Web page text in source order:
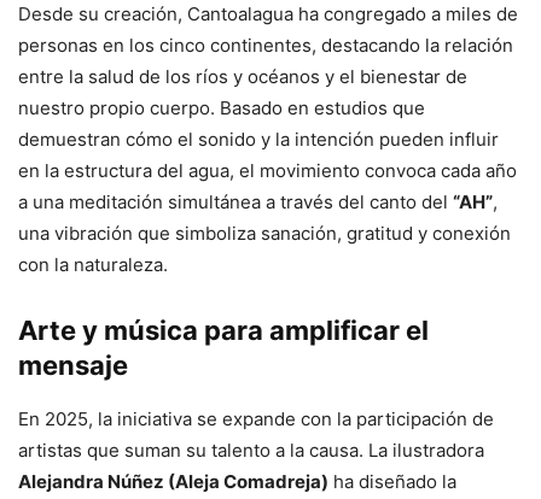
Desde su creación, Cantoalagua ha congregado a miles de
personas en los cinco continentes, destacando la relación
entre la salud de los ríos y océanos y el bienestar de
nuestro propio cuerpo. Basado en estudios que
demuestran cómo el sonido y la intención pueden influir
en la estructura del agua, el movimiento convoca cada año
a una meditación simultánea a través del canto del “AH”,
una vibración que simboliza sanación, gratitud y conexión
con la naturaleza.
Arte y música para amplificar el
mensaje
En 2025, la iniciativa se expande con la participación de
artistas que suman su talento a la causa. La ilustradora
Alejandra Núñez (Aleja Comadreja) ha diseñado la